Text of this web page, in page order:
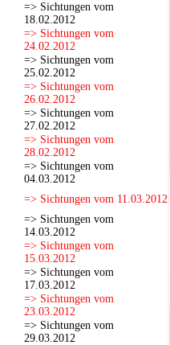
=> Sichtungen vom
18.02.2012
=> Sichtungen vom
24.02.2012
=> Sichtungen vom
25.02.2012
=> Sichtungen vom
26.02.2012
=> Sichtungen vom
27.02.2012
=> Sichtungen vom
28.02.2012
=> Sichtungen vom
04.03.2012
=> Sichtungen vom 11.03.2012
=> Sichtungen vom
14.03.2012
=> Sichtungen vom
15.03.2012
=> Sichtungen vom
17.03.2012
=> Sichtungen vom
23.03.2012
=> Sichtungen vom
29.03.2012